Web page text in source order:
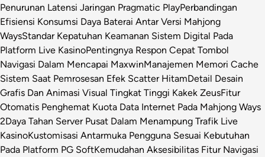
Penurunan Latensi Jaringan Pragmatic PlayPerbandingan
Efisiensi Konsumsi Daya Baterai Antar Versi Mahjong
WaysStandar Kepatuhan Keamanan Sistem Digital Pada
Platform Live KasinoPentingnya Respon Cepat Tombol
Navigasi Dalam Mencapai MaxwinManajemen Memori Cache
Sistem Saat Pemrosesan Efek Scatter HitamDetail Desain
Grafis Dan Animasi Visual Tingkat Tinggi Kakek ZeusFitur
Otomatis Penghemat Kuota Data Internet Pada Mahjong Ways
2Daya Tahan Server Pusat Dalam Menampung Trafik Live
KasinoKustomisasi Antarmuka Pengguna Sesuai Kebutuhan
Pada Platform PG SoftKemudahan Aksesibilitas Fitur Navigasi